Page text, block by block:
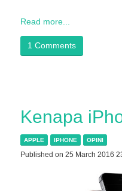
Read more...
1 Comments
Kenapa
APPLE IPHONE OPINI
Published on 25 March 2016